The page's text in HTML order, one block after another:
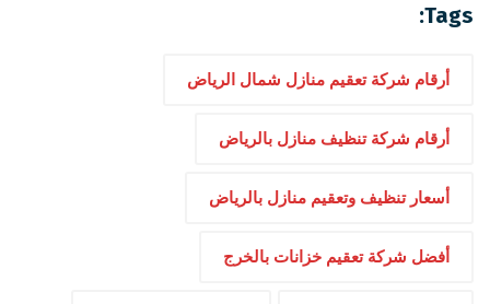
Tags:
أرقام شركة تعقيم منازل شمال الرياض
أرقام شركة تنظيف منازل بالرياض
أسعار تنظيف وتعقيم منازل بالرياض
أفضل شركة تعقيم خزانات بالخرج